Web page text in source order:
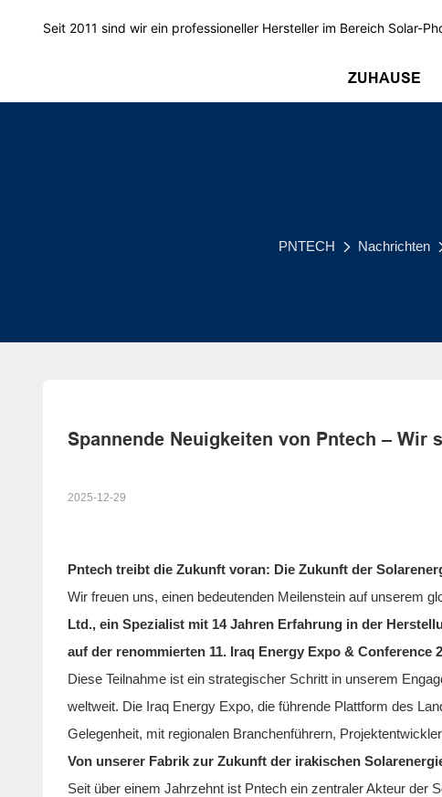
Seit 2011 sind wir ein professioneller Hersteller im Bereich Solar-
ZUHAUSE
PNTECH Nachrichten
Spannende Neuigkeiten von Pntech – Wir
2025-12-29
Pntech treibt die Zukunft voran: Die Zukunft der
Wir freuen uns, einen bedeutenden Meilenstein auf unserem
Ltd., ein Spezialist mit 14 Jahren Erfahrung in der
auf der renommierten 11. Iraq Energy Expo & Conference
Diese Teilnahme ist ein strategischer Schritt in unserem
weltweit. Die Iraq Energy Expo, die führende Plattform des
Gelegenheit, mit regionalen Branchenführern,
Von unserer Fabrik zur Zukunft der irakischen
Seit über einem Jahrzehnt ist Pntech ein zentraler Akteur der